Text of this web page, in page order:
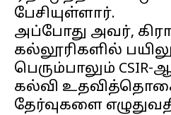
பேசியுள்ளார்.
அப்போது அவர்,
கல்லூரிகளில்
பெரும்பாலும்
கல்வி
தேர்வுகளை